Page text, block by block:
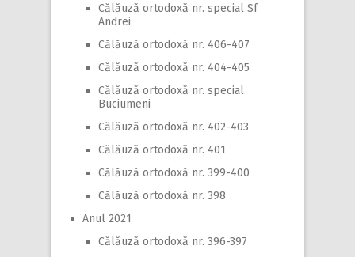
Călăuză ortodoxă nr. special Sf
Andrei
Călăuză ortodoxă nr. 406-407
Călăuză ortodoxă nr. 404-405
Călăuză ortodoxă nr. special
Buciumeni
Călăuză ortodoxă nr. 402-403
Călăuză ortodoxă nr. 401
Călăuză ortodoxă nr. 399-400
Călăuză ortodoxă nr. 398
Anul 2021
Călăuză ortodoxă nr. 396-397